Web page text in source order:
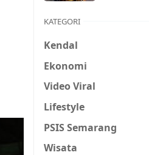
KATEGORI
Kendal
Ekonomi
Video Viral
Lifestyle
PSIS Semarang
Wisata